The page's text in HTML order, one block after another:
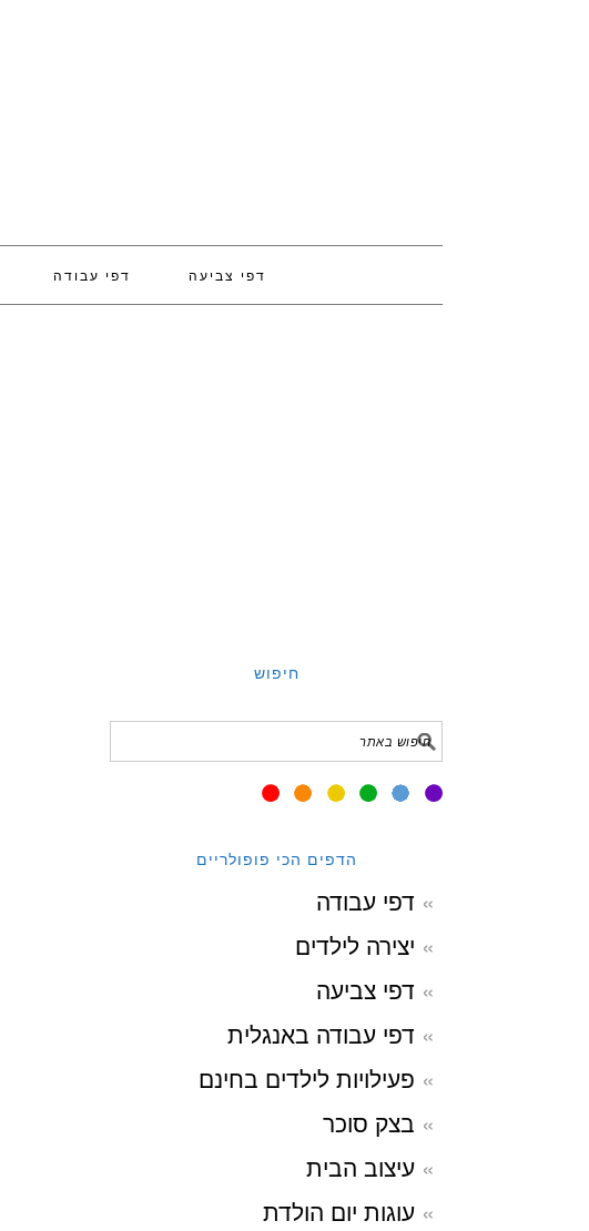
דפי צביעה דפי עבודה
חיפוש
הדפים הכי פופולריים
דפי עבודה
יצירה לילדים
דפי צביעה
דפי עבודה באנגלית
פעילויות לילדים בחינם
בצק סוכר
עיצוב הבית
עוגות יום הולדת